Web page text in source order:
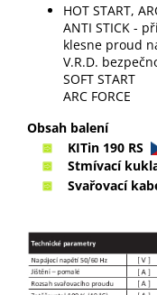
HOT START,
ANTI STICK -
klesne proud
V.R.D.
SOFT START
ARC FORCE
Obsah balení
KITin 190 RS
Stmívací
Svařovací